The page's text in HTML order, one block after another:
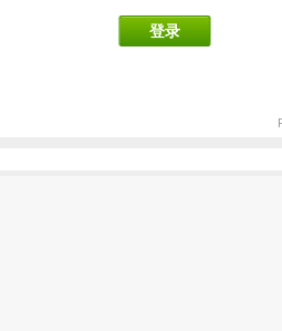
登录